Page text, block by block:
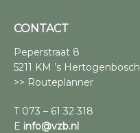
CONTACT
Peperstraat 8
5211 KM ’s Hertogenbosch
>> Routeplanner
T 073 – 61 32 318
E info@vzb.nl